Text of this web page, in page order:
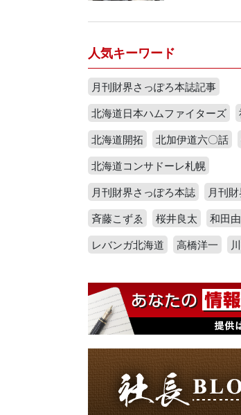
人気キーワード
月刊財界さっぽろ本誌記事
北海道日本ハムファイターズ
北海道開拓
北加伊道六〇話
北海道コンサドーレ札幌
月刊財界さっぽろ本誌
月刊
斉藤こずゑ
桜井良太
和田
レバンガ北海道
高橋洋一